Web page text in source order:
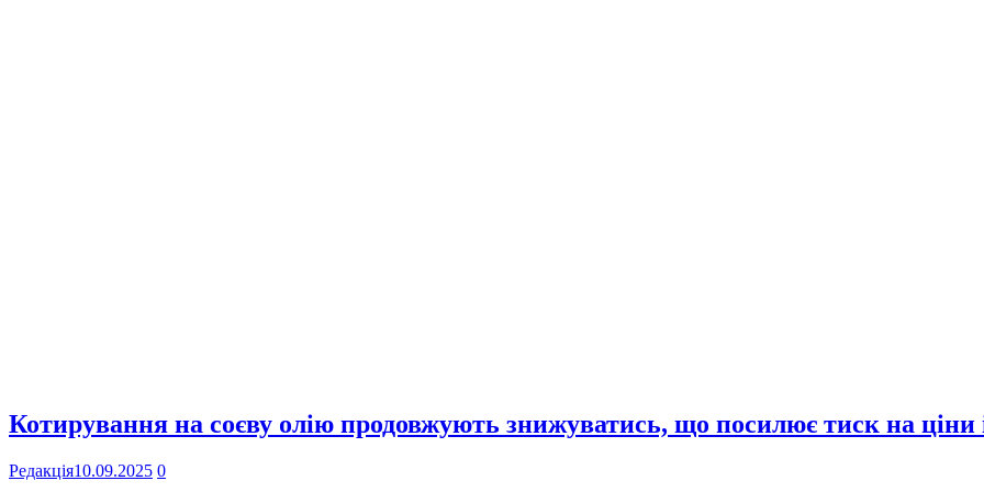
Котирування на соєву олію продовжують знижуватись, що посилює тиск на ціни
Редакція10.09.2025 0